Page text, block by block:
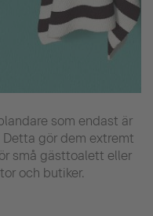
som endast är
gör dem extremt
små gästtoalett eller
och butiker.